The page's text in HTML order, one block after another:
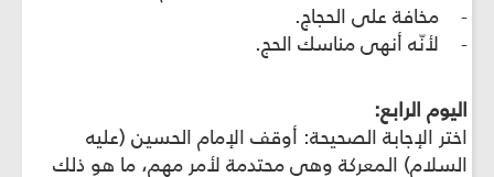
- مخافة على الحجاج.
- لأنّه أنهى مناسك الحج.
اليوم الرابع:
اختر الإجابة الصحيحة: أوقف الإمام الحسين (عليه
السلام) المعركة وهي محتدمة لأمر مهم، ما هو ذلك